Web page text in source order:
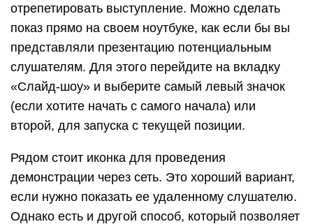
отрепетировать выступление. Можно сделать
показ прямо на своем ноутбуке, как если бы вы
представляли презентацию потенциальным
слушателям. Для этого перейдите на вкладку
«Слайд-шоу» и выберите самый левый значок
(если хотите начать с самого начала) или
второй, для запуска с текущей позиции.
Рядом стоит иконка для проведения
демонстрации через сеть. Это хороший вариант,
если нужно показать ее удаленному слушателю.
Однако есть и другой способ, который позволяет